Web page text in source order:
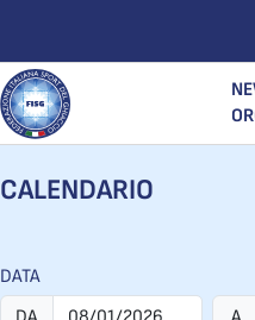
CALENDARIO
DATA